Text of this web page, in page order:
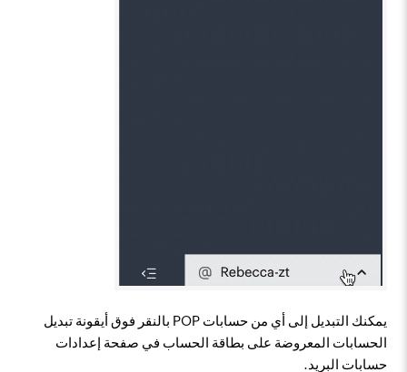
يمكنك التبديل إلى أي من حسابات POP بالنقر فوق أيقونة تبديل
الحسابات المعروضة على بطاقة الحساب في صفحة إعدادات
حسابات البريد.